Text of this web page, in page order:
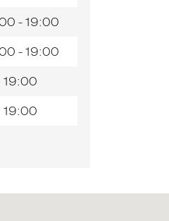
- 19:00
- 19:00
19:00
19:00